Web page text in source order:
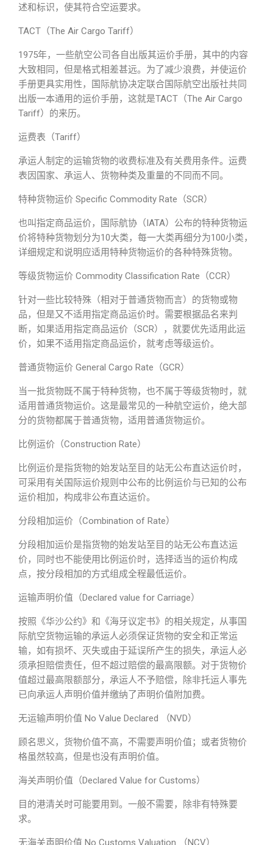
述和标识，使其符合空运要求。
TACT（The Air Cargo Tariff）
1975年，一些航空公司各自出版其运价手册，其中的内容
大致相同，但是格式相差甚远。为了减少浪费，并使运价
手册更具实用性，国际航协决定联合国际航空出版社共同
出版一本通用的运价手册，这就是TACT（The Air Cargo
Tariff）的来历。
运费表（Tariff）
承运人制定的运输货物的收费标准及有关费用条件。运费
表因国家、承运人、货物种类及重量的不同而不同。
特种货物运价 Specific Commodity Rate（SCR）
也叫指定商品运价，国际航协（IATA）公布的特种货物运
价将特种货物划分为10大类，每一大类再细分为100小类，
详细规定和说明应适用特种货物运价的各种特殊货物。
等级货物运价 Commodity Classification Rate（CCR）
针对一些比较特殊（相对于普通货物而言）的货物或物
品，但是又不适用指定商品运价时。需要根据品名来判
断，如果适用指定商品运价（SCR），就要优先适用此运
价，如果不适用指定商品运价，就考虑等级运价。
普通货物运价 General Cargo Rate（GCR）
当一批货物既不属于特种货物，也不属于等级货物时，就
适用普通货物运价。这是最常见的一种航空运价，绝大部
分的货物都属于普通货物，适用普通货物运价。
比例运价（Construction Rate）
比例运价是指货物的始发站至目的站无公布直达运价时，
可采用有关国际运价规则中公布的比例运价与已知的公布
运价相加，构成非公布直达运价。
分段相加运价（Combination of Rate）
分段相加运价是指货物的始发站至目的站无公布直达运
价，同时也不能使用比例运价时，选择适当的运价构成
点，按分段相加的方式组成全程最低运价。
运输声明价值（Declared value for Carriage）
按照《华沙公约》和《海牙议定书》的相关规定，从事国
际航空货物运输的承运人必须保证货物的安全和正常运
输，如有损坏、灭失或由于延误所产生的损失，承运人必
须承担赔偿责任，但不超过赔偿的最高限额。对于货物价
值超过最高限额部分，承运人不予赔偿，除非托运人事先
已向承运人声明价值并缴纳了声明价值附加费。
无运输声明价值 No Value Declared （NVD）
顾名思义，货物价值不高，不需要声明价值；或者货物价
格虽然较高，但是也没有声明价值。
海关声明价值（Declared Value for Customs）
目的港清关时可能要用到。一般不需要，除非有特殊要
求。
无海关声明价值 No Customs Valuation （NCV）